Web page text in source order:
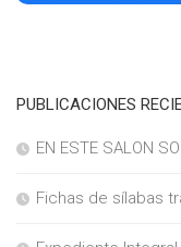
PUBLICACIONES
EN ESTE SALON
Fichas de sílabas